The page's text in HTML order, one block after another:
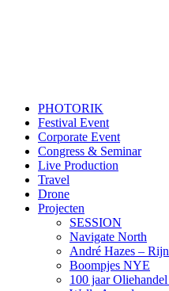
PHOTORIK
Festival Event
Corporate Event
Congress & Seminar
Live Production
Travel
Drone
Projecten
SESSION
Navigate North
André Hazes –
Boompjes NYE
100 jaar